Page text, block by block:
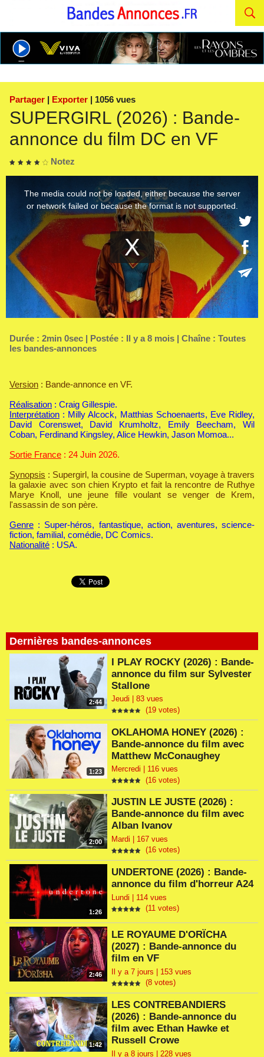
Partager | Exporter | 1056 vues
SUPERGIRL (2026) : Bande-
annonce du film DC en VF
Notez
Dernières bandes-annonces
2:44
I PLAY ROCKY (2026) : Bande-
annonce du film sur Sylvester
Stallone
Jeudi | 83 vues
(19 votes)
1:23
OKLAHOMA HONEY (2026) :
Bande-annonce du film avec
Matthew McConaughey
Mercredi | 116 vues
(16 votes)
2:00
JUSTIN LE JUSTE (2026) :
Bande-annonce du film avec
Alban Ivanov
Mardi | 167 vues
(16 votes)
1:26
UNDERTONE (2026) : Bande-
annonce du film d'horreur A24
Lundi | 114 vues
(11 votes)
2:46
LE ROYAUME D'ORÏCHA
(2027) : Bande-annonce du
film en VF
Il y a 7 jours | 153 vues
(8 votes)
1:42
LES CONTREBANDIERS
(2026) : Bande-annonce du
film avec Ethan Hawke et
Russell Crowe
Il y a 8 jours | 228 vues
Durée : 2min 0sec | Postée : Il y a 8 mois | Chaîne : Toutes
les bandes-annonces
Version : Bande-annonce en VF.
Réalisation : Craig Gillespie.
Interprétation : Milly Alcock, Matthias Schoenaerts, Eve Ridley,
David Corenswet, David Krumholtz, Emily Beecham, Wil
Coban, Ferdinand Kingsley, Alice Hewkin, Jason Momoa...
Sortie France : 24 Juin 2026.
Synopsis : Supergirl, la cousine de Superman, voyage à travers
la galaxie avec son chien Krypto et fait la rencontre de Ruthye
Marye Knoll, une jeune fille voulant se venger de Krem,
l'assassin de son père.
Genre : Super-héros, fantastique, action, aventures, science-
fiction, familial, comédie, DC Comics.
Nationalité : USA.